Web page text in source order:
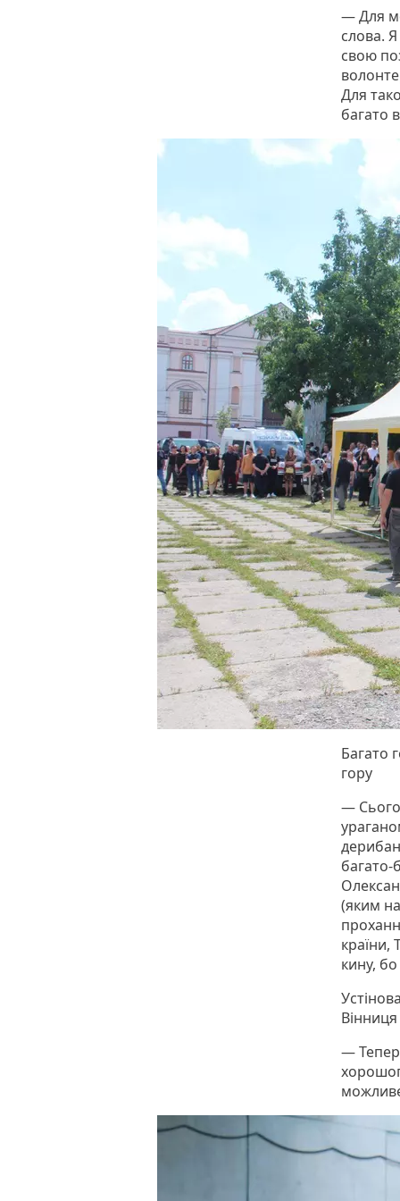
— Для
слова.
свою
Для
багато
Багато
гору
—
багато-
(яким
країни,
кину,
—